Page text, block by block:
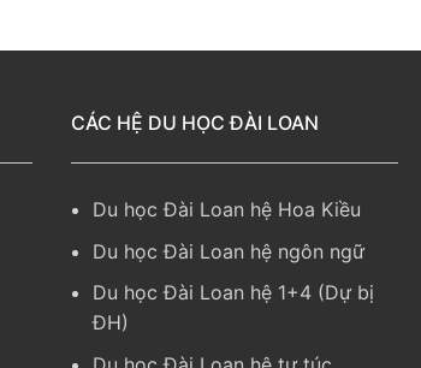
CÁC HỆ DU HỌC ĐÀI LOAN
Du học Đài Loan hệ Hoa Kiều
Du học Đài Loan hệ ngôn ngữ
Du học Đài Loan hệ 1+4 (Dự bị
ĐH)